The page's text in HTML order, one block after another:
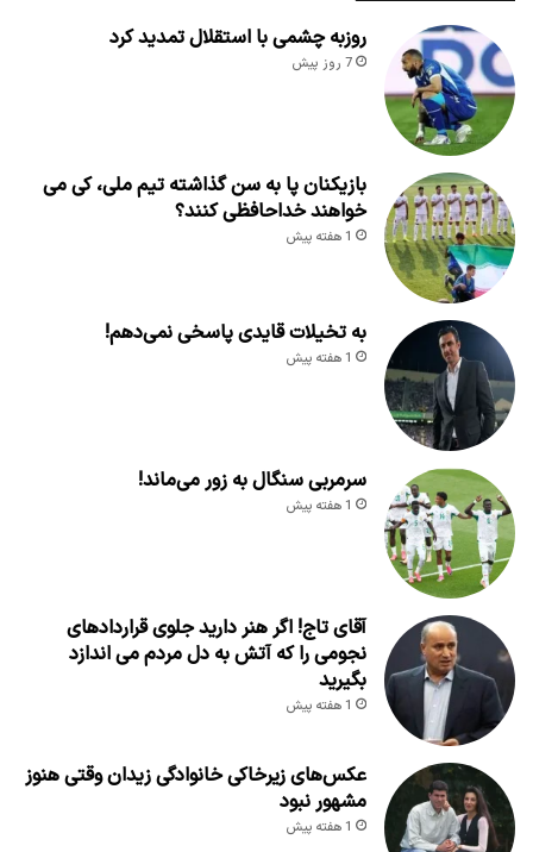
روزبه چشمی با استقلال تمدید کرد
7 روز پیش
بازیکنان پا به سن گذاشته تیم ملی، کی می
خواهند خداحافظی کنند؟
1 هفته پیش
به تخیلات قایدی پاسخی نمی‌دهم!
1 هفته پیش
سرمربی سنگال به زور می‌ماند!
1 هفته پیش
آقای تاج! اگر هنر دارید جلوی قراردادهای
نجومی را که آتش به دل مردم می اندازد
بگیرید
1 هفته پیش
عکس‌های زیرخاکی خانوادگی زیدان وقتی هنوز
مشهور نبود
1 هفته پیش